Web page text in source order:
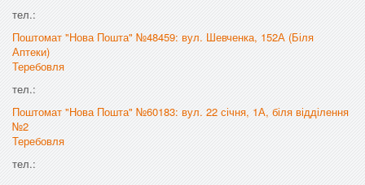
тел.:
Поштомат "Нова Пошта" №48459: вул. Шевченка, 152А (Біля
Аптеки)
Теребовля
тел.:
Поштомат "Нова Пошта" №60183: вул. 22 січня, 1А, біля відділення
№2
Теребовля
тел.: